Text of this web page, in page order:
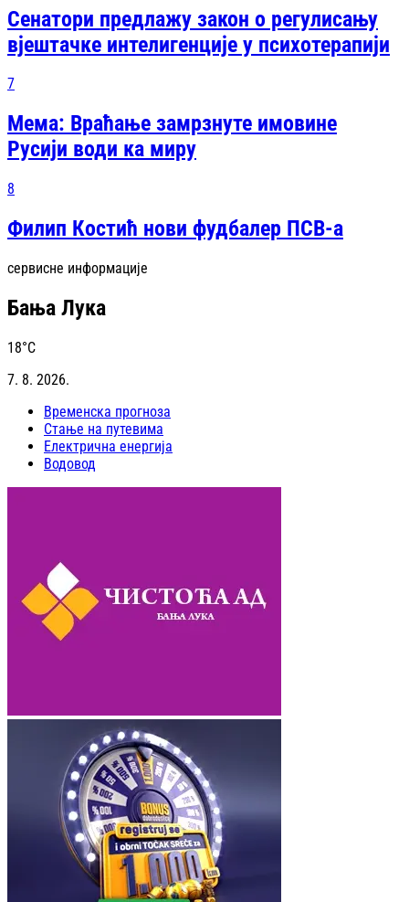
Сенатори предлажу закон о регулисању
вјештачке интелигенције у психотерапији
7
Мема: Враћање замрзнуте имовине
Русији води ка миру
8
Филип Костић нови фудбалер ПСВ-а
сервисне информације
Бања Лука
18°C
7. 8. 2026.
Временска прогноза
Стање на путевима
Електрична енергија
Водовод